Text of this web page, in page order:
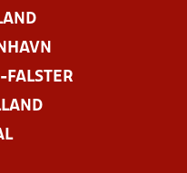
FALSTER